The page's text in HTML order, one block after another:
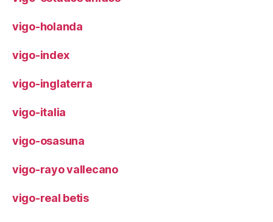
vigo-holanda
vigo-index
vigo-inglaterra
vigo-italia
vigo-osasuna
vigo-rayo vallecano
vigo-real betis